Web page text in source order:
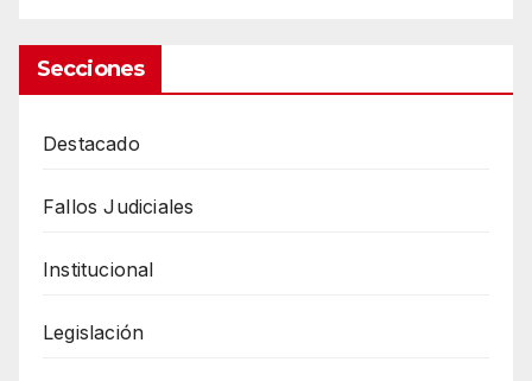
Secciones
Destacado
Fallos Judiciales
Institucional
Legislación